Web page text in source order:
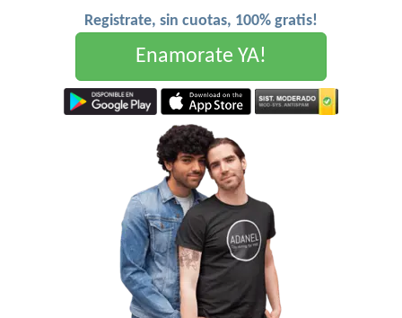
Registrate, sin cuotas, 100% gratis!
Enamorate YA!